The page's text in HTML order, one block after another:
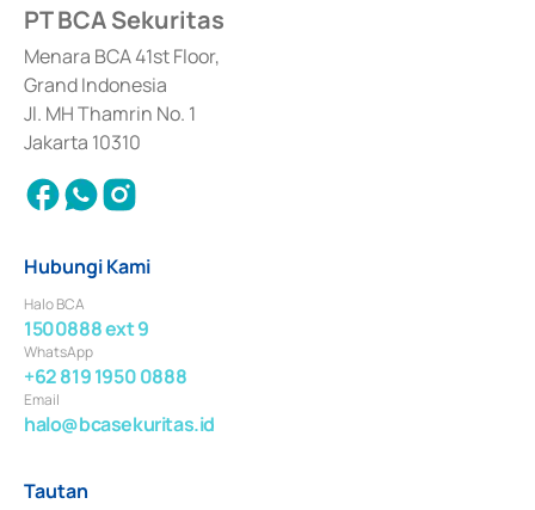
Sertifikat Deposito di Pasar Uang yang izinnya diterbitkan pada tahun 2017
dan izin usaha lainnya dari Bank Indonesia sebagai Lembaga Pendukung
Penerbitan, Transaksi, serta Penatausahaan dan Penyelesaian Transaksi
Surat Berharga Komersial yang izinnya diterbitkan pada tahun 2018.
PT BCA Sekuritas
Menara BCA 41st Floor,
Grand Indonesia
Jl. MH Thamrin No. 1
Jakarta 10310
Hubungi Kami
Halo BCA
1500888 ext 9
WhatsApp
+62 819 1950 0888
Email
halo@bcasekuritas.id
Tautan